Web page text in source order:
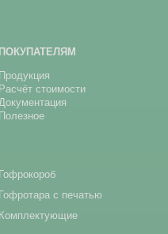
ПОКУПАТЕЛЯМ
Продукция
Расчёт стоимости
Полезное
Гофрокороб
Гофротара с печатью
Комплектующие